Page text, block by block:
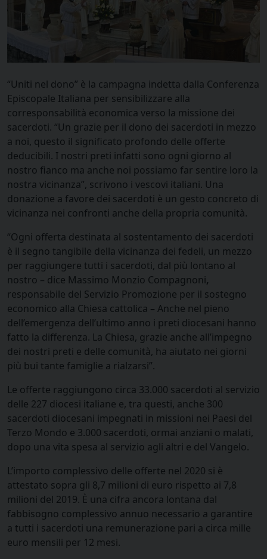
“Uniti nel dono” è la campagna indetta dalla Conferenza
Episcopale Italiana per sensibilizzare alla
corresponsabilità economica verso la missione dei
sacerdoti. “Un grazie per il dono dei sacerdoti in mezzo
a noi, questo il significato profondo delle offerte
deducibili. I nostri preti infatti sono ogni giorno al
nostro fianco ma anche noi possiamo far sentire loro la
nostra vicinanza”, scrivono i vescovi italiani. Una
donazione a favore dei sacerdoti è un gesto concreto di
vicinanza nei confronti anche della propria comunità.
“Ogni offerta destinata al sostentamento dei sacerdoti
è il segno tangibile della vicinanza dei fedeli, un mezzo
per raggiungere tutti i sacerdoti, dal più lontano al
nostro – dice Massimo Monzio Compagnoni,
responsabile del Servizio Promozione per il sostegno
economico alla Chiesa cattolica – Anche nel pieno
dell’emergenza dell’ultimo anno i preti diocesani hanno
fatto la differenza. La Chiesa, grazie anche all’impegno
dei nostri preti e delle comunità, ha aiutato nei giorni
più bui tante famiglie a rialzarsi”.
Le offerte raggiungono circa 33.000 sacerdoti al servizio
delle 227 diocesi italiane e, tra questi, anche 300
sacerdoti diocesani impegnati in missioni nei Paesi del
Terzo Mondo e 3.000 sacerdoti, ormai anziani o malati,
dopo una vita spesa al servizio agli altri e del Vangelo.
L’importo complessivo delle offerte nel 2020 si è
attestato sopra gli 8,7 milioni di euro rispetto ai 7,8
milioni del 2019. È una cifra ancora lontana dal
fabbisogno complessivo annuo necessario a garantire
a tutti i sacerdoti una remunerazione pari a circa mille
euro mensili per 12 mesi.